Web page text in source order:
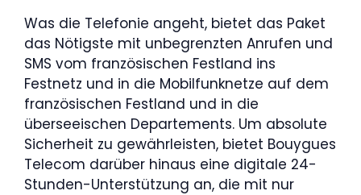
Was die Telefonie angeht, bietet das Paket
das Nötigste mit unbegrenzten Anrufen und
SMS vom französischen Festland ins
Festnetz und in die Mobilfunknetze auf dem
französischen Festland und in die
überseeischen Departements. Um absolute
Sicherheit zu gewährleisten, bietet Bouygues
Telecom darüber hinaus eine digitale 24-
Stunden-Unterstützung an, die mit nur